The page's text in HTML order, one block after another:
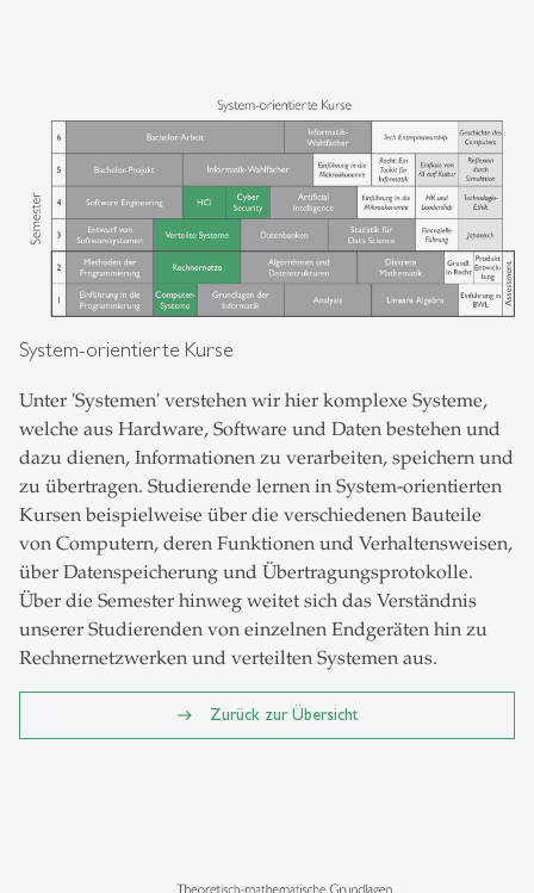
System-orientierte Kurse
Unter 'Systemen' verstehen wir hier komplexe Systeme,
welche aus Hardware, Software und Daten bestehen und
dazu dienen, Informationen zu verarbeiten, speichern und
zu übertragen. Studierende lernen in System-orientierten
Kursen beispielweise über die verschiedenen Bauteile
von Computern, deren Funktionen und Verhaltensweisen,
über Datenspeicherung und Übertragungsprotokolle.
Über die Semester hinweg weitet sich das Verständnis
unserer Studierenden von einzelnen Endgeräten hin zu
Rechnernetzwerken und verteilten Systemen aus.
Zurück zur Übersicht